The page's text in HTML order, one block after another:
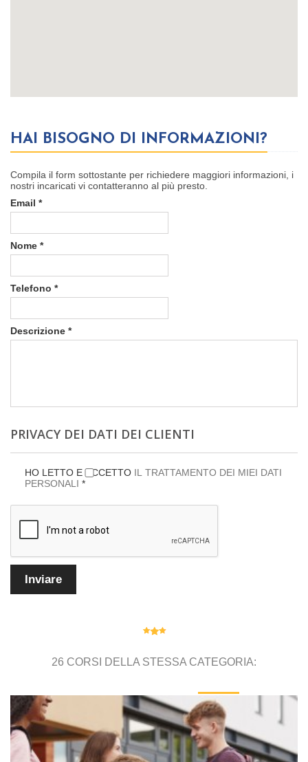
HAI BISOGNO DI INFORMAZIONI?
Compila il form sottostante per richiedere maggiori informazioni, i
nostri incaricati vi contatteranno al più presto.
Email *
Nome *
Telefono *
Descrizione *
PRIVACY DEI DATI DEI CLIENTI
HO LETTO E ACCETTO IL TRATTAMENTO DEI MIEI DATI
PERSONALI *
26 CORSI DELLA STESSA CATEGORIA: